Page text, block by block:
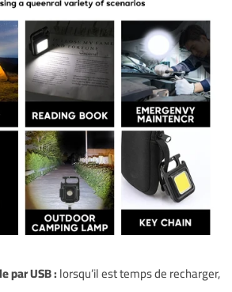
par USB :lorsqu’il est temps de recharger,